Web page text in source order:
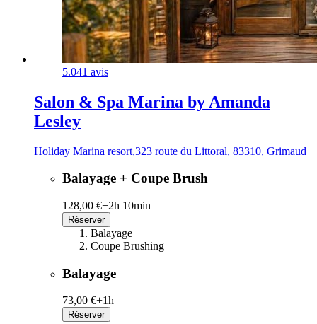
5.041 avis
Salon & Spa Marina by Amanda
Lesley
Holiday Marina resort,323 route du Littoral, 83310, Grimaud
Balayage + Coupe Brush
128,00 €+2h 10min
Réserver
Balayage
Coupe Brushing
Balayage
73,00 €+1h
Réserver